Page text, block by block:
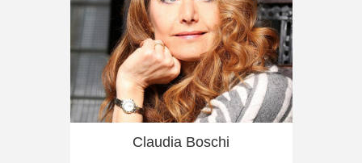
Claudia Boschi